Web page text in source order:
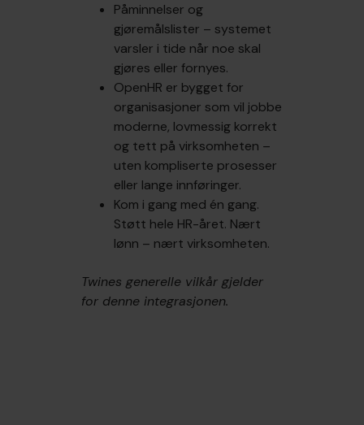
Påminnelser og
gjøremålslister – systemet
varsler i tide når noe skal
gjøres eller fornyes.
OpenHR er bygget for
organisasjoner som vil jobbe
moderne, lovmessig korrekt
og tett på virksomheten –
uten kompliserte prosesser
eller lange innføringer.
Kom i gang med én gang.
Støtt hele HR-året. Nært
lønn – nært virksomheten.
Twines generelle vilkår gjelder
for denne integrasjonen.